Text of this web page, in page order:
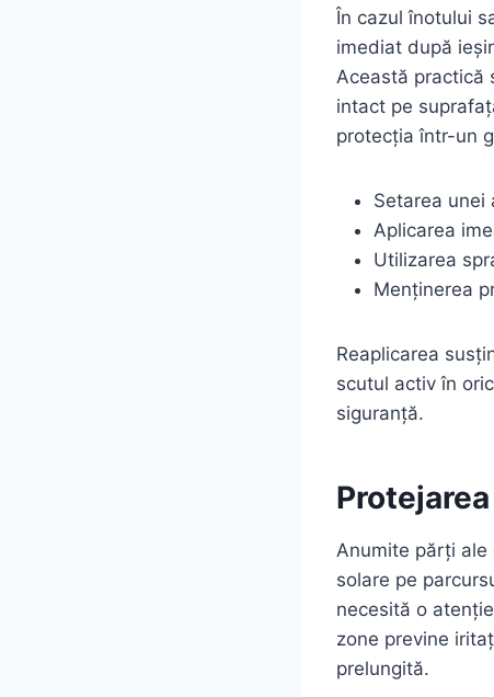
În cazul înotului
imediat după
Această practică
intact pe
protecția într-un
Setarea unei
Aplicarea
Utilizarea
Menținerea
Reaplicarea
scutul activ în
siguranță.
Anumite părți
solare pe
necesită o
zone previne
prelungită.